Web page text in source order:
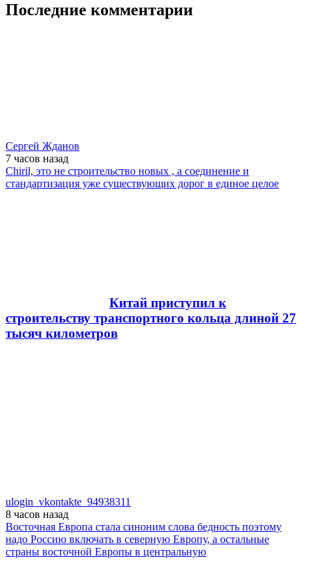
Последние комментарии
Сергей Жданов
7 часов назад
Chiril, это не строительство новых , а соединение и
стандартизация уже существующих дорог в единое целое
Китай приступил к
строительству транспортного кольца длиной 27
тысяч километров
ulogin_vkontakte_94938311
8 часов назад
Восточная Европа стала синоним слова бедность поэтому
надо Россию включать в северную Европу, а остальные
страны восточной Европы в центральную